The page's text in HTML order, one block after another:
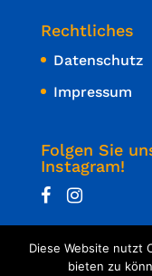
Rechtliches
Datenschutz
Impressum
Folgen Sie
Instagram!
Diese Website nutzt
bieten zu